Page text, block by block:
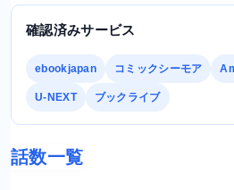
確認済みサービス
ebookjapan コミックシーモア
U-NEXT ブックライブ
話数一覧